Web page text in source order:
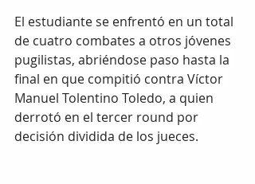
El estudiante se enfrentó en un total
de cuatro combates a otros jóvenes
pugilistas, abriéndose paso hasta la
final en que compitió contra Víctor
Manuel Tolentino Toledo, a quien
derrotó en el tercer round por
decisión dividida de los jueces.